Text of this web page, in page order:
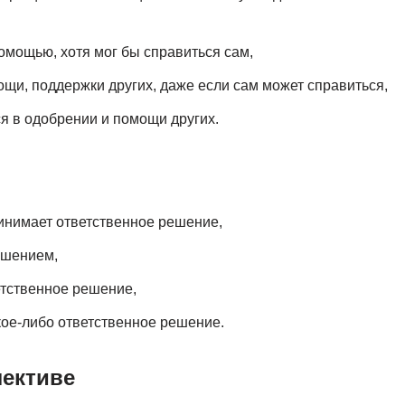
хотя мог бы справиться сам,
поддержки других, даже если сам может справиться,
в одобрении и помощи других.
ответственное решение,
решение,
либо ответственное решение.